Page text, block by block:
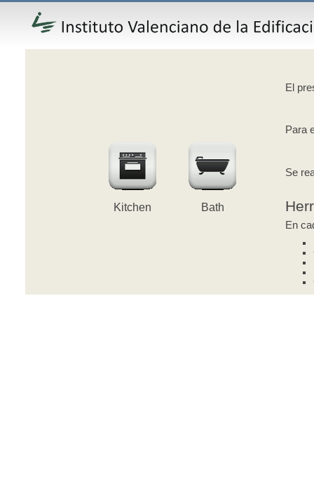
Kitchen Bath
El
Para
Se
En